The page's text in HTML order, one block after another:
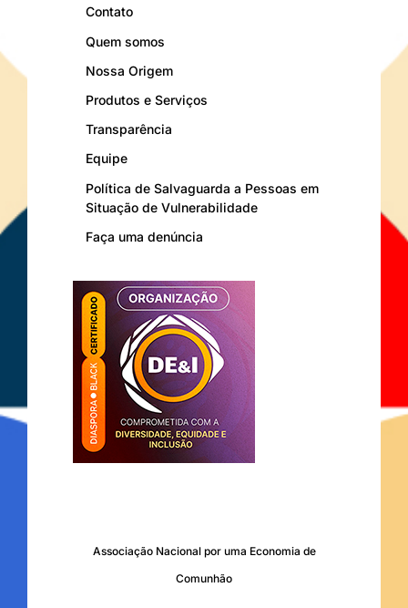
Contato
Quem somos
Nossa Origem
Produtos e Serviços
Transparência
Equipe
Política de Salvaguarda a Pessoas em
Situação de Vulnerabilidade
Faça uma denúncia
Associação Nacional por uma Economia de
Comunhão